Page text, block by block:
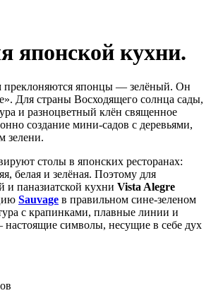
японской кухни.
преклоняются японцы — зелёный. Он
Для страны Восходящего солнца сады,
и разноцветный клён священное
создание мини-садов с деревьями,
зелени.
столы в японских ресторанах:
белая и зелёная. Поэтому для
и паназиатской кухни Vista Alegre
Sauvage в правильном сине-зеленом
с крапинками, плавные линии и
символы, несущие в себе дух